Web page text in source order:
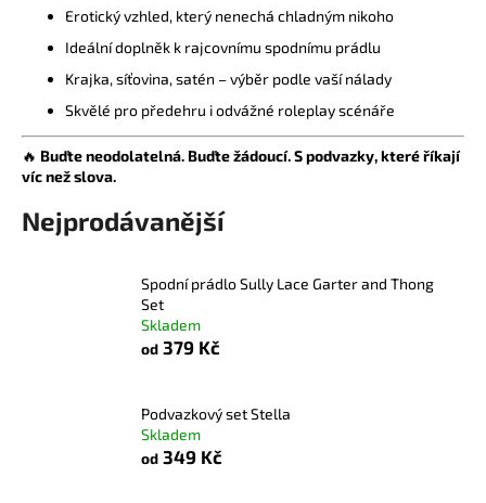
Erotický vzhled, který nenechá chladným nikoho
Ideální doplněk k rajcovnímu spodnímu prádlu
Krajka, síťovina, satén – výběr podle vaší nálady
Skvělé pro předehru i odvážné roleplay scénáře
🔥 Buďte neodolatelná. Buďte žádoucí. S podvazky, které říkají
víc než slova.
Nejprodávanější
Spodní prádlo Sully Lace Garter and Thong
Set
Skladem
od 379 Kč
Podvazkový set Stella
Skladem
od 349 Kč